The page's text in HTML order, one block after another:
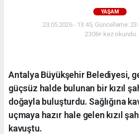
YAŞAM
23.05.2026 - 13:45, Güncelleme:
2306+ kez okundu.
Antalya Büyükşehir Belediyesi,
güçsüz halde bulunan bir kızıl
doğayla buluşturdu. Sağlığına
uçmaya hazır hale gelen kızıl
kavuştu.